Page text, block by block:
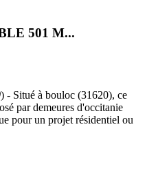
501 M...
) - Situé à bouloc (31620), ce
par demeures d'occitanie
pour un projet résidentiel ou